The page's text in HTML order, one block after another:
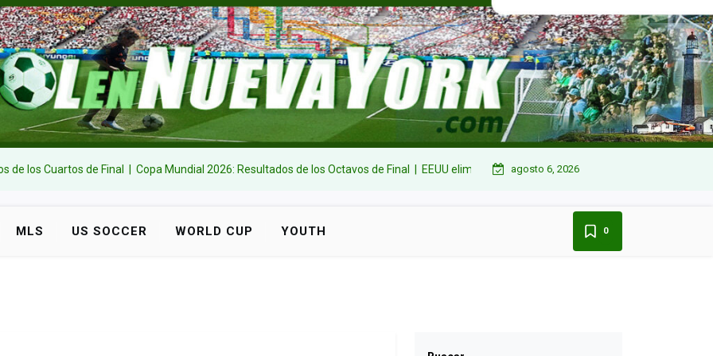
Cuartos de Final |Copa Mundial 2026: Resultados de los Octavos de Final |EEUU eliminado por Bélgica en Octavos de Final |
agosto 6, 2026
MLS US SOCCER WORLD CUP YOUTH 0